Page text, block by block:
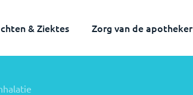
& Ziektes Zorg van de apotheker
Volwassenen